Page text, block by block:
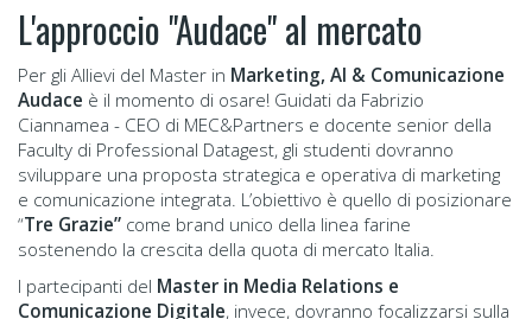
L'approccio "Audace" al mercato
Per gli Allievi del Master in Marketing, AI & Comunicazione
Audace è il momento di osare! Guidati da Fabrizio
Ciannamea - CEO di MEC&Partners e docente senior della
Faculty di Professional Datagest, gli studenti dovranno
sviluppare una proposta strategica e operativa di marketing
e comunicazione integrata. L’obiettivo è quello di posizionare
“Tre Grazie” come brand unico della linea farine
sostenendo la crescita della quota di mercato Italia.
I partecipanti del Master in Media Relations e
Comunicazione Digitale, invece, dovranno focalizzarsi sulla